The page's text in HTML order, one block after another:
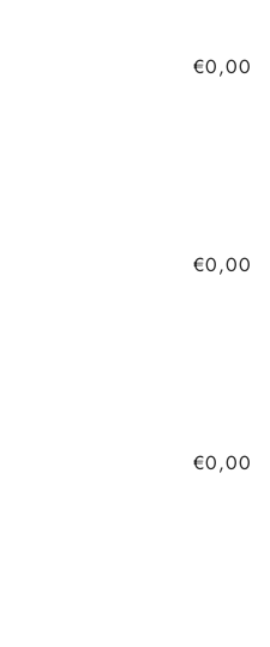
€0,00
€0,00
€0,00